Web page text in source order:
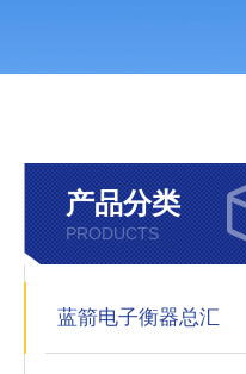
产品分类
PRODUCTS
蓝箭电子衡器总汇